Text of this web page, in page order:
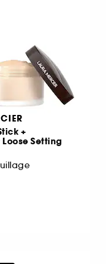
+
Setting